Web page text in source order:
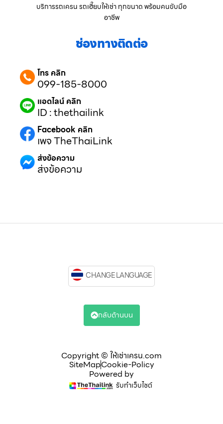
บริการรถเครน รถเฮี๊ยบให้เช่า ทุกขนาด พร้อมคนขับมือ
อาชีพ
ช่องทางติดต่อ
โทร คลิก
099-185-8000
แอดไลน์ คลิก
ID : thethailink
Facebook คลิก
เพจ TheThaiLink
ส่งข้อความ
ส่งข้อความ
Copyright © ให้เช่าเครน.com
SiteMapCookie-Policy
Powered by
รับทำเว็บไซต์
CHANGE LANGUAGE
กลับด้านบน